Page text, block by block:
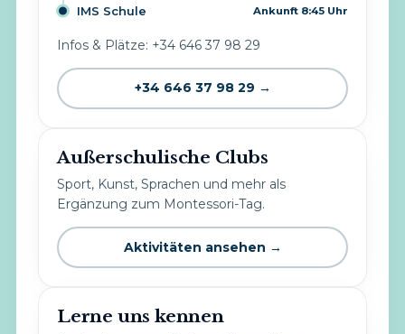
IMS Schule
Ankunft 8:45 Uhr
Infos & Plätze: +34 646 37 98 29
+34 646 37 98 29 →
Außerschulische Clubs
Sport, Kunst, Sprachen und mehr als
Ergänzung zum Montessori-Tag.
Aktivitäten ansehen →
Lerne uns kennen